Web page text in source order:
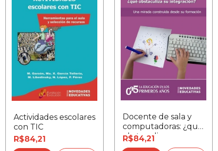
Actividades escolares
con TIC
R$84,21
Docente de sala y
computadoras: ¿qué
obstaculiza su
integración?
R$84,21